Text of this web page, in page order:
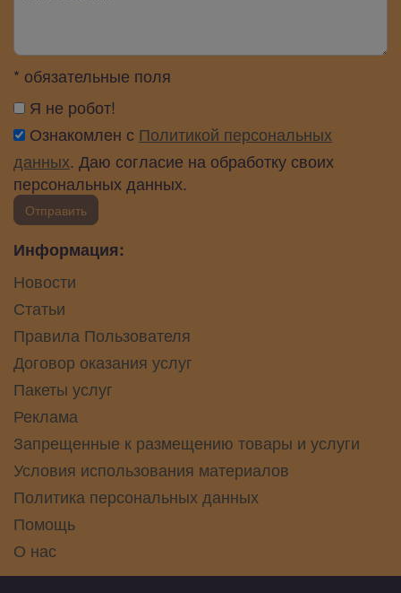
* обязательные поля
Я не робот!
Ознакомлен с Политикой персональных
данных. Даю согласие на обработку своих
персональных данных.
Отправить
Информация:
Новости
Статьи
Правила Пользователя
Договор оказания услуг
Пакеты услуг
Реклама
Запрещенные к размещению товары и услуги
Условия использования материалов
Политика персональных данных
Помощь
О нас